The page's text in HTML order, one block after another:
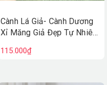
Cành Lá Giả- Cành Dương
Xỉ Măng Giả Đẹp Tự Nhiên
115.000₫